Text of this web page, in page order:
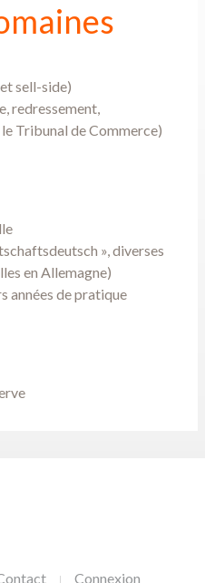
sell-side)
redressement,
Tribunal de Commerce)
», diverses
en Allemagne)
années de pratique
Connexion